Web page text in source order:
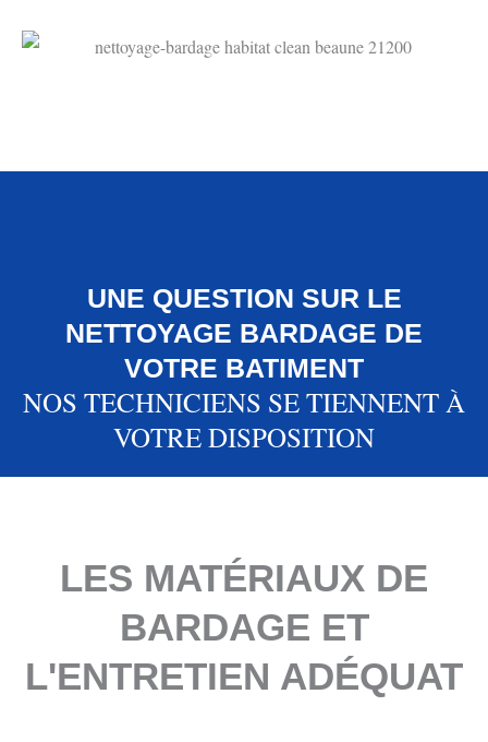
UNE QUESTION SUR LE
NETTOYAGE BARDAGE DE
VOTRE BATIMENT
NOS TECHNICIENS SE TIENNENT À
VOTRE DISPOSITION
LES MATÉRIAUX DE
BARDAGE ET
L'ENTRETIEN ADÉQUAT